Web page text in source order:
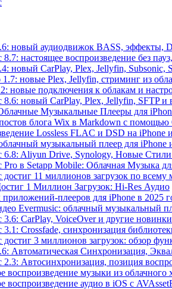
новый аудиодвижок BASS, эффекты,
8.7: настоящее воспроизведение без
новый CarPlay, Plex, Jellyfin, Subsonic,
1.7: новые Plex, Jellyfin, стриминг из
новые подключения к облакам и
8.6: новый CarPlay, Plex, Jellyfin, SFTP и
Музыкальные Плееры для
блога Wix в Markdown с помощью
Lossless FLAC и DSD на iPhone
музыкальный плеер для iPhone
6.8: Aliyun Drive, Synology, Новые
Pro в Setapp Mobile: Облачная Музыка
достиг 11 миллионов загрузок по всему
1 Миллион Загрузок: Hi-Res Аудио
плееров для iPhone в 2025
Evermusic: облачный музыкальный
3.6: CarPlay, VoiceOver и другие новинки
3.1: Crossfade, синхронизация
достиг 3 миллионов загрузок: обзор
Автоматическая Синхронизация,
2.3: Автосинхронизация, позиция
воспроизведение музыки из
воспроизведение аудио в iOS с